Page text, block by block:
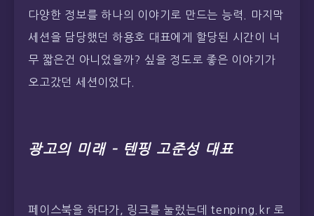
다양한 정보를 하나의 이야기로 만드는 능력. 마지막
세션을 담당했던 하용호 대표에게 할당된 시간이 너
무 짧은건 아니었을까? 싶을 정도로 좋은 이야기가
오고갔던 세션이었다.
광고의 미래 – 텐핑 고준성 대표
페이스북을 하다가, 링크를 눌렀는데 tenping.kr 로